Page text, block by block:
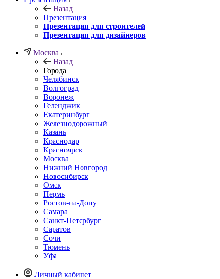
Назад
Презентация
Презентация для строителей
Презентация для дизайнеров
Москва
Назад
Города
Челябинск
Волгоград
Воронеж
Геленджик
Екатеринбург
Железнодорожный
Казань
Краснодар
Красноярск
Москва
Нижний Новгород
Новосибирск
Омск
Пермь
Ростов-на-Дону
Самара
Санкт-Петербург
Саратов
Сочи
Тюмень
Уфа
Личный кабинет